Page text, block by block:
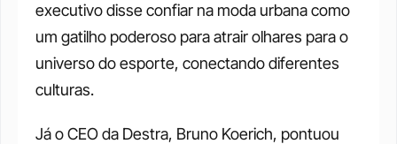
executivo disse confiar na moda urbana como
um gatilho poderoso para atrair olhares para o
universo do esporte, conectando diferentes
culturas.
Já o CEO da Destra, Bruno Koerich, pontuou